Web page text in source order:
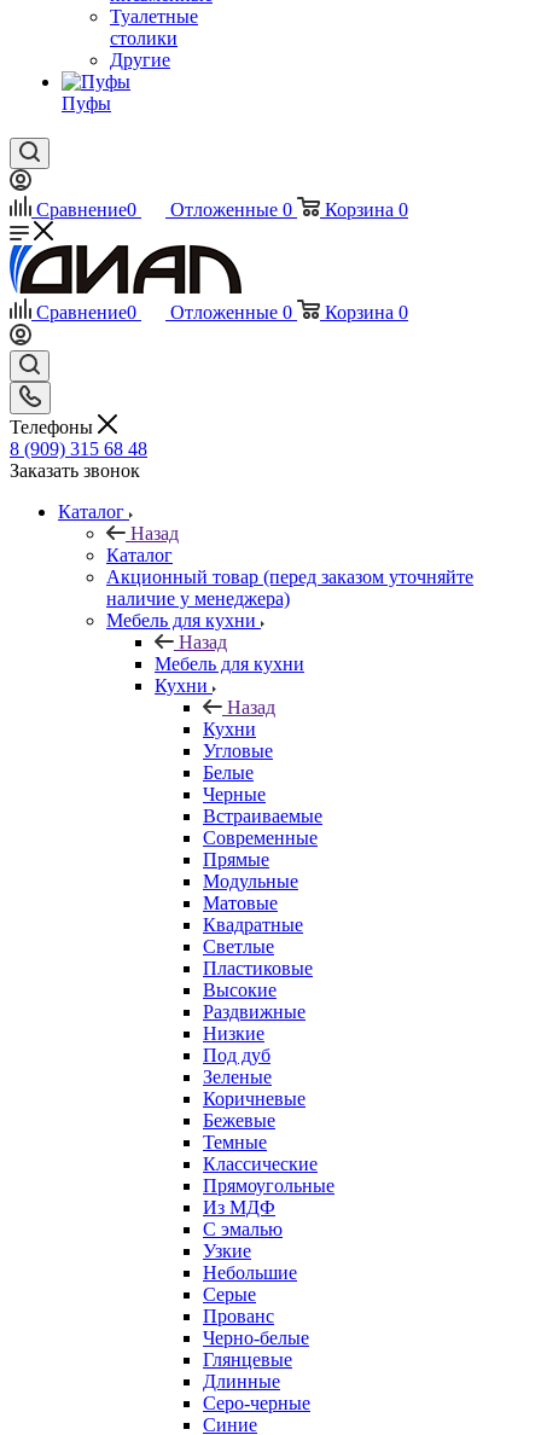
Туалетные
столики
Другие
Пуфы
Сравнение0 Отложенные 0 Корзина 0
Сравнение0 Отложенные 0 Корзина 0
Телефоны
8 (909) 315 68 48
Заказать звонок
Каталог
Назад
Каталог
Акционный товар (перед заказом уточняйте
наличие у менеджера)
Мебель для кухни
Назад
Мебель для кухни
Кухни
Назад
Кухни
Угловые
Белые
Черные
Встраиваемые
Современные
Прямые
Модульные
Матовые
Квадратные
Светлые
Пластиковые
Высокие
Раздвижные
Низкие
Под дуб
Зеленые
Коричневые
Бежевые
Темные
Классические
Прямоугольные
Из МДФ
С эмалью
Узкие
Небольшие
Серые
Прованс
Черно-белые
Глянцевые
Длинные
Серо-черные
Синие